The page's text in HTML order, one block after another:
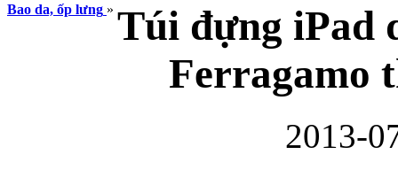
Bao da Samsung
Bao da, ốp lưng » Túi đựng iPad
Ferragamo
2013-